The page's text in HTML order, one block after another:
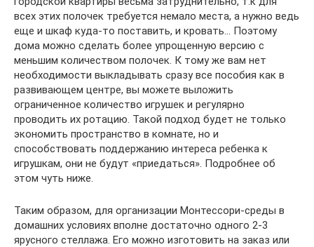
всех этих полочек требуется немало места, а нужно ведь
еще и шкаф куда-то поставить, и кровать… Поэтому
дома можно сделать более упрощенную версию с
меньшим количеством полочек. К тому же вам нет
необходимости выкладывать сразу все пособия как в
развивающем центре, вы можете выложить
ограниченное количество игрушек и регулярно
проводить их ротацию. Такой подход будет не только
экономить пространство в комнате, но и
способствовать поддержанию интереса ребенка к
игрушкам, они не будут «приедаться». Подробнее об
этом чуть ниже.
Таким образом, для организации Монтессори-среды в
домашних условиях вполне достаточно одного 2-3
ярусного стеллажа. Его можно изготовить на заказ или